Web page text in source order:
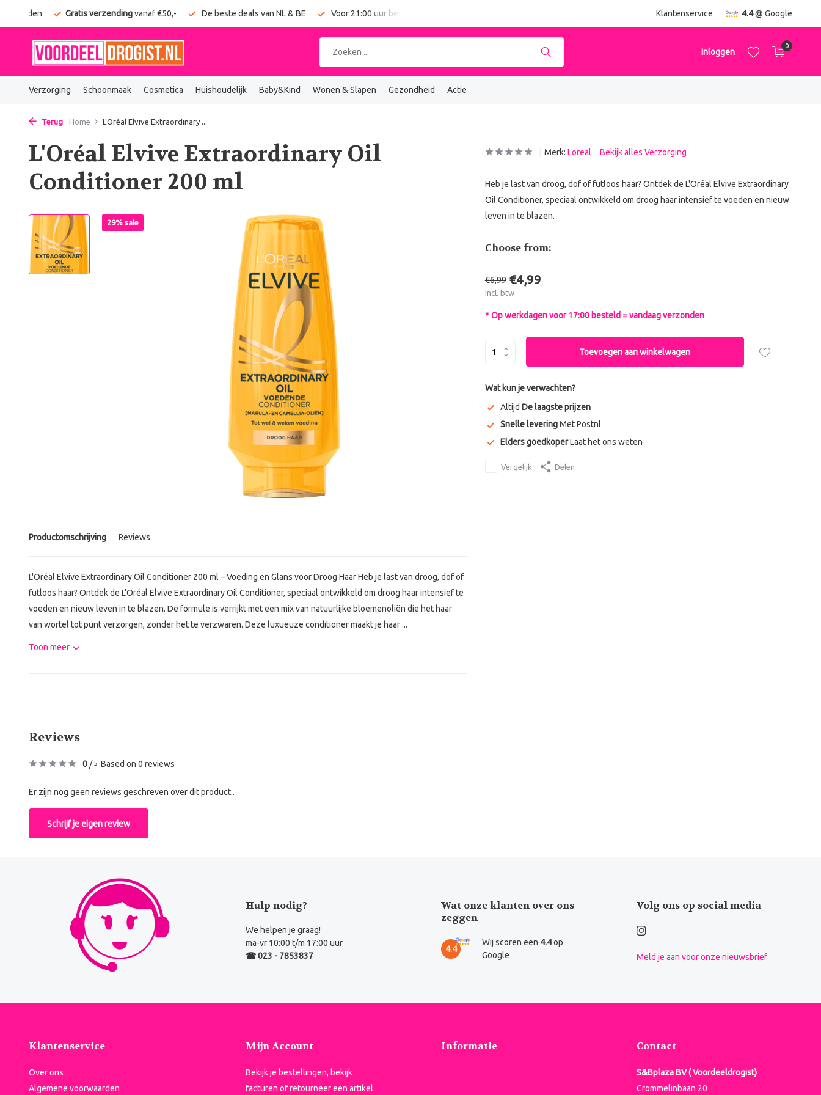
Gratis verzendingvanaf €50,- De beste deals van NL & BE Voor 21:00 uur besteld = vandaag verzonden Klantenservice 4.4@ Google
Inloggen
0
Verzorging Schoonmaak Cosmetica Huishoudelijk Baby&Kind Wonen & Slapen Gezondheid Actie
Terug Home L'Oréal Elvive Extraordinary ...
L'Oréal Elvive Extraordinary Oil
Conditioner 200 ml
29% sale
Productomschrijving Reviews
L'Oréal Elvive Extraordinary Oil Conditioner 200 ml – Voeding en Glans voor Droog Haar Heb je last van droog, dof of
futloos haar? Ontdek de L'Oréal Elvive Extraordinary Oil Conditioner, speciaal ontwikkeld om droog haar intensief te
voeden en nieuw leven in te blazen. De formule is verrijkt met een mix van natuurlijke bloemenoliën die het haar
van wortel tot punt verzorgen, zonder het te verzwaren. Deze luxueuze conditioner maakt je haar ...
Toon meer
Merk: Loreal Bekijk alles Verzorging
Heb je last van droog, dof of futloos haar? Ontdek de L'Oréal Elvive Extraordinary
Oil Conditioner, speciaal ontwikkeld om droog haar intensief te voeden en nieuw
leven in te blazen.
Choose from:
€6,99 €4,99
Incl. btw
* Op werkdagen voor 17:00 besteld = vandaag verzonden
Toevoegen aan winkelwagen
Wat kun je verwachten?
Altijd De laagste prijzen
Snelle leveringMet Postnl
Elders goedkoperLaat het ons weten
Vergelijk Delen
Reviews
0 /5 Based on 0 reviews
Er zijn nog geen reviews geschreven over dit product..
Schrijf je eigen review
Hulp nodig?
We helpen je graag!
ma-vr 10:00 t/m 17:00 uur
☎ 023 - 7853837
Wat onze klanten over ons
zeggen
4.4
Wij scoren een 4.4op
Google
Volg ons op social media
Meld je aan voor onze nieuwsbrief
Klantenservice
Over ons
Algemene voorwaarden
Mijn Account
Bekijk je bestellingen, bekijk
facturen of retourneer een artikel.
Informatie Contact
S&Bplaza BV ( Voordeeldrogist)
Crommelinbaan 20